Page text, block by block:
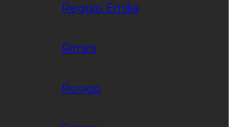
Reggio Emilia
Rimini
Rovigo